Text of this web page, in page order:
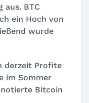
aus. BTC
ein Hoch von
wurde
derzeit Profite
im Sommer
Bitcoin